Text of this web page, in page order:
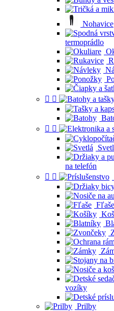
Nohavice
termoprádlo
 
 
na telefón
 
Fľaše
vozíky
Prilby